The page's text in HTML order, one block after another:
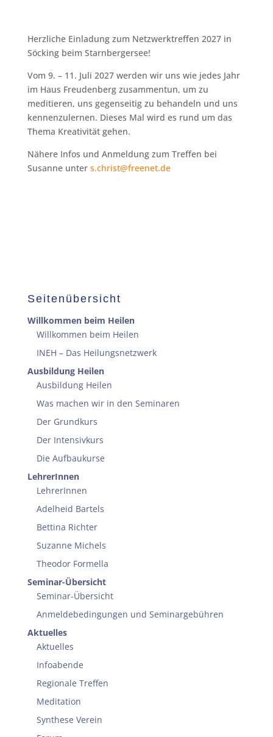
Herzliche Einladung zum Netzwerktreffen 2027 in
Söcking beim Starnbergersee!
Vom 9. – 11. Juli 2027 werden wir uns wie jedes Jahr
im Haus Freudenberg zusammentun, um zu
meditieren, uns gegenseitig zu behandeln und uns
kennenzulernen. Dieses Mal wird es rund um das
Thema Kreativität gehen.
Nähere Infos und Anmeldung zum Treffen bei
Susanne unters.christ@freenet.de
Seitenübersicht
Willkommen beim Heilen
Willkommen beim Heilen
INEH – Das Heilungsnetzwerk
Ausbildung Heilen
Ausbildung Heilen
Was machen wir in den Seminaren
Der Grundkurs
Der Intensivkurs
Die Aufbaukurse
LehrerInnen
LehrerInnen
Adelheid Bartels
Bettina Richter
Suzanne Michels
Theodor Formella
Seminar-Übersicht
Seminar-Übersicht
Anmeldebedingungen und Seminargebühren
Aktuelles
Aktuelles
Infoabende
Regionale Treffen
Meditation
Synthese Verein